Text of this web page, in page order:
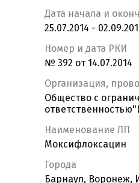
Дата начала и
25.07.2014 -
Номер и дата РКИ
№ 392 от 14.07.2014
Организация,
Общество с
Наименование ЛП
Моксифлоксацин
Города
Барнаул, Воронеж,